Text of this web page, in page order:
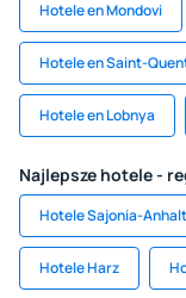
Hotele en Mondovi
Hotele en Saint-
Hotele en Lobnya
Najlepsze hotele -
Hotele Sajonia-Anhalt
Hotele Harz